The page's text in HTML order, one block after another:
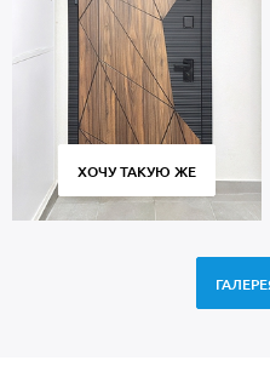
ХОЧУ ТАКУЮ ЖЕ